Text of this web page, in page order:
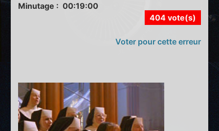
Minutage : 00:19:00
404 vote(s)
Voter pour cette erreur